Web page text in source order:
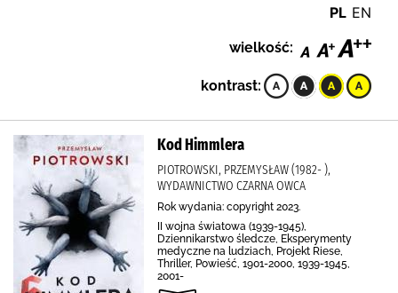
PL EN
wielkość:
kontrast:
Kod Himmlera
PIOTROWSKI, PRZEMYSŁAW (1982- ),
WYDAWNICTWO CZARNA OWCA
Rok wydania: copyright 2023.
II wojna światowa (1939-1945),
Dziennikarstwo śledcze, Eksperymenty
medyczne na ludziach, Projekt Riese,
Thriller, Powieść, 1901-2000, 1939-1945,
2001-